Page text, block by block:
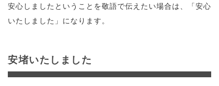
安心しましたということを敬語で伝えたい場合は、「安心
いたしました」になります。
安堵いたしました